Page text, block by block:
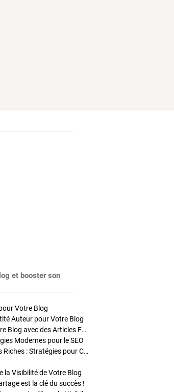
et booster son
Votre Blog
Auteur pour Votre Blog
Stratégies de Publication : Boostez Votre Blog avec des Articles Fréquents et Exclusifs
Modernes pour le SEO
Enrichir Vos Articles avec des Contenus Riches : Stratégies pour Captiver et Optimiser
la Visibilité de Votre Blog
est la clé du succès !